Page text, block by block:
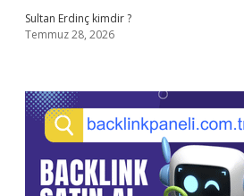
Sultan Erdinç kimdir ?
Temmuz 28, 2026